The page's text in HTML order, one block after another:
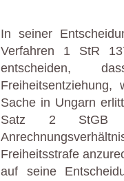
In seiner
Verfahren 1 StR
entscheiden,
Sache in Ungarn
Satz 2 StGB
Freiheitsstrafe
auf seine